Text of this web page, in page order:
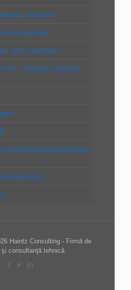
extravilan
impozitare
auto, impozitare
fixe – Evaluare constructii
contabile reevaluare mijloace
mijloace fixe
Haintz Consulting - Firmă de
şi consultanţă tehnică